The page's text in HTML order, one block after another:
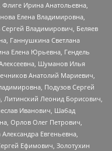
Ирина Анатольевна,
Елена Владимировна,
Владимирович, Беляев
Ганнушкина Светлана
Елена Юрьевна, Гендель
Шуманов Илья
Анатолий Мариевич,
Подузов Сергей
Литинский Леонид Борисович,
Иванович, Шабад
Орлов Олег Петрович,
Евгеньевна,
Ефимович, Золотухин